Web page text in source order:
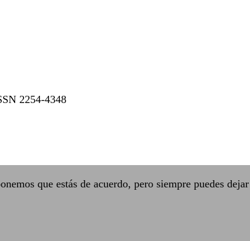
2254-4348
que estás de acuerdo, pero siempre puedes